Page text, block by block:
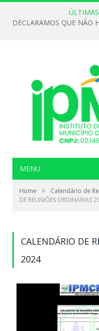
MENU
Home » Calendário de
DE REUNIÕES ORDINÁRIAS
CALENDÁRIO DE
2024